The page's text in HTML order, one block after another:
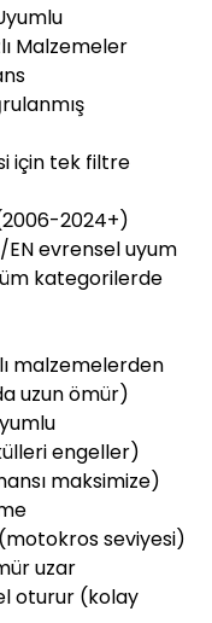
Malzemeler
için tek filtre
(2006-2024+)
EN evrensel uyum
kategorilerde
malzemelerden
uzun ömür)
engeller)
maksimize)
seviyesi)
uzar
oturur (kolay